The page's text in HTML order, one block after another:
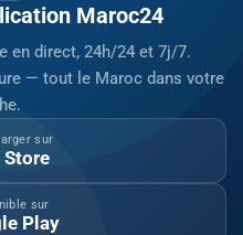
Maroc24
en direct, 24h/24 et 7j/7.
— tout le Maroc dans votre
sur
Store
sur
Play